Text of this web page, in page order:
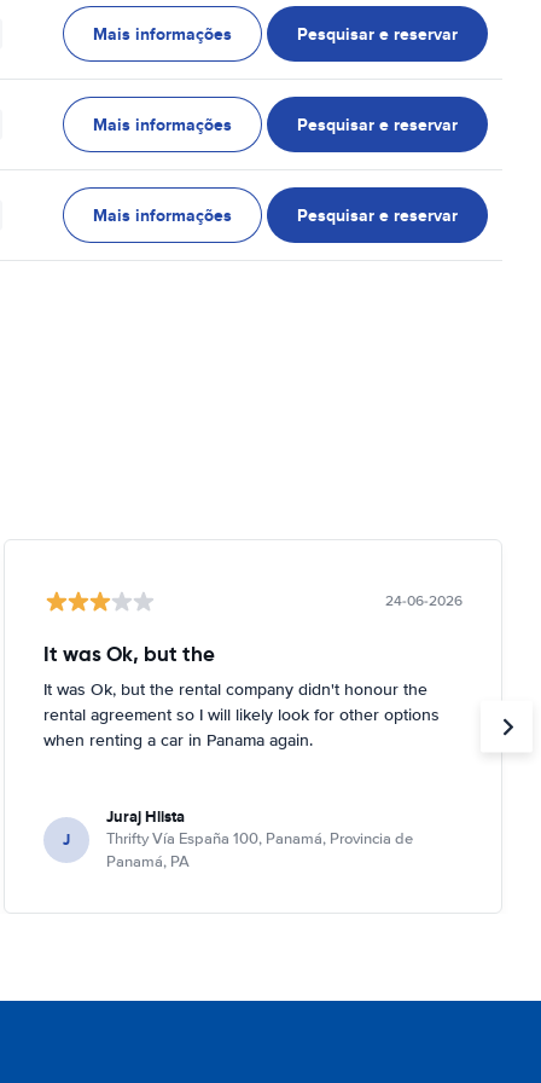
Mais informações Pesquisar e reservar
Mais informações Pesquisar e reservar
Mais informações Pesquisar e reservar
24-06-2026
It was Ok, but the
It was Ok, but the rental company didn't honour the
rental agreement so I will likely look for other options
when renting a car in Panama again.
J
Juraj Hlista
Thrifty Vía España 100, Panamá, Provincia de
Panamá, PA